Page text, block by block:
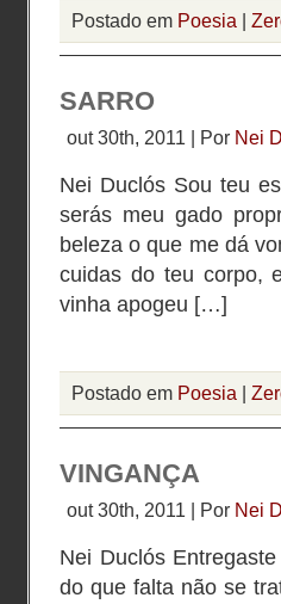
Postado em Poesia |
SARRO
out 30th, 2011 | Por Nei
Nei Duclós Sou teu
serás meu gado
beleza o que me dá
cuidas do teu corpo,
vinha apogeu […]
Postado em Poesia |
VINGANÇA
out 30th, 2011 | Por Nei
Nei Duclós
do que falta não se